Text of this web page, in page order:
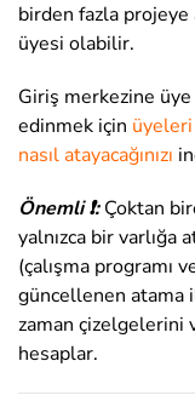
birden fazla
üyesi olabilir.
Giriş merkezine üye
edinmek için üyeleri
nasıl atayacağınızı
Önemli ❗:Çoktan
yalnızca bir varlığa
(çalışma programı
güncellenen atama
zaman çizelgelerini
hesaplar.